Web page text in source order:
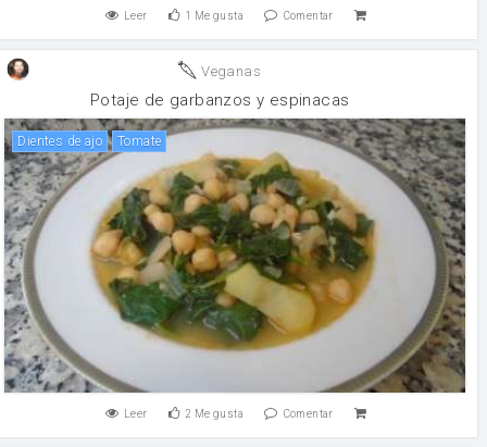
Leer 1 Me gusta Comentar
Veganas
Potaje de garbanzos y espinacas
Dientes de ajo tomate
Leer 2 Me gusta Comentar